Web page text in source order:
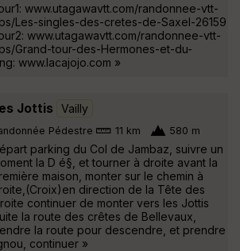
www.utagawavtt.com/randonnee-vtt-
Les-singles-des-cretes-de-Saxel-26159
www.utagawavtt.com/randonnee-vtt-
Grand-tour-des-Hermones-et-du-
www.lacajojo.com »
Jottis Vailly
Pédestre 11 km 580 m
parking du Col de Jambaz, suivre un
la D é§, et tourner à droite avant la
maison, monter sur le chemin à
direction de la Tête des
continuer de monter vers les Jottis
la route des crêtes de Bellevaux,
la route pour descendre, et prendre
continuer »